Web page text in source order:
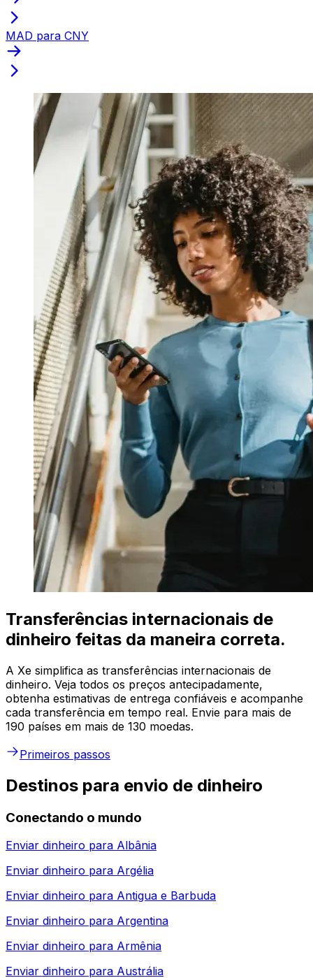
MAD para CNY
Transferências internacionais de
dinheiro feitas da maneira correta.
A Xe simplifica as transferências internacionais de
dinheiro. Veja todos os preços antecipadamente,
obtenha estimativas de entrega confiáveis e acompanhe
cada transferência em tempo real. Envie para mais de
190 países em mais de 130 moedas.
Primeiros passos
Destinos para envio de dinheiro
Conectando o mundo
Enviar dinheiro para Albânia
Enviar dinheiro para Argélia
Enviar dinheiro para Antigua e Barbuda
Enviar dinheiro para Argentina
Enviar dinheiro para Armênia
Enviar dinheiro para Austrália